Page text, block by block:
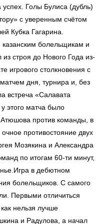
Голы Булиса (дубль)
с уверенным счётом
Кубка Гагарина.
казанским болельщикам и
строя до Нового Года из-
игрового столкновения с
дня, турнира и, без
встреча «Салавата
этого матча было
Атюшова против команды, в
противостояние двух
Мозякина и Александра
по итогам 60-ти минут,
в дебютном
болельщиков. С самого
Первыми отличиться
нельзя лучше
и Радулова, а начал